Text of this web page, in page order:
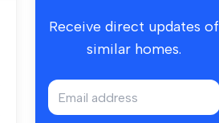
Receive direct updates of
similar homes.